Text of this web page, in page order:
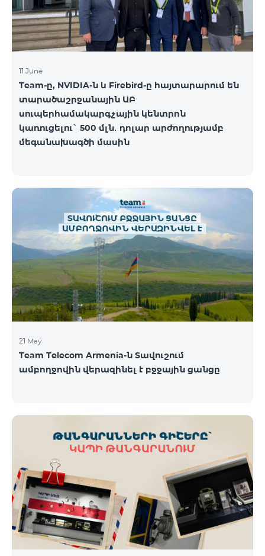
11 June
Team-ը, NVIDIA-ն և Firebird-ը հայտարարում են
տարածաշրջանային ԱԲ
սուպերհամակարգչային կենտրոն
կառուցելու` 500 մլն․ դոլար արժողությամբ
մեգանախագծի մասին
21 May
Team Telecom Armenia-ն Տավուշում
ամբողջովին վերազինել է բջջային ցանցը